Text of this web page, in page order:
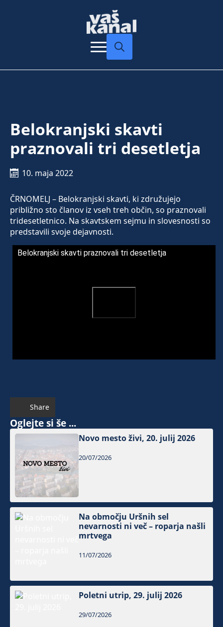
Belokranjski skavti
praznovali tri desetletja
10. maja 2022
ČRNOMELJ – Belokranjski skavti, ki združujejo
približno sto članov iz vseh treh občin, so praznovali
tridesetletnico. Na skavtskem sejmu in slovesnosti so
predstavili svoje dejavnosti.
Belokranjski skavti praznovali tri desetletja
Share
Oglejte si še ...
Novo mesto živi, 20. julij 2026
20/07/2026
Na območju Uršnih sel
nevarnosti ni več – roparja našli
mrtvega
11/07/2026
Poletni utrip, 29. julij 2026
29/07/2026